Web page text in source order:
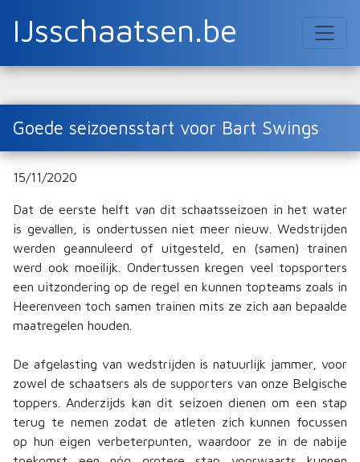
IJsschaatsen.be
Goede seizoensstart voor Bart Swings
15/11/2020
Dat de eerste helft van dit schaatsseizoen in het water
is gevallen, is ondertussen niet meer nieuw. Wedstrijden
werden geannuleerd of uitgesteld, en (samen) trainen
werd ook moeilijk. Ondertussen kregen veel topsporters
een uitzondering op de regel en kunnen topteams zoals in
Heerenveen toch samen trainen mits ze zich aan bepaalde
maatregelen houden.
De afgelasting van wedstrijden is natuurlijk jammer, voor
zowel de schaatsers als de supporters van onze Belgische
toppers. Anderzijds kan dit seizoen dienen om een stap
terug te nemen zodat de atleten zich kunnen focussen
op hun eigen verbeterpunten, waardoor ze in de nabije